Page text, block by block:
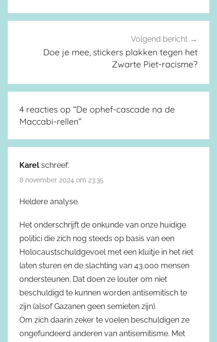
Volgend bericht
Doe je mee, stickers plakken tegen het
Zwarte Piet-racisme?
4 reacties op “De ophef-cascade na de
Maccabi-rellen”
Karel schreef:
8 november 2024 om 23:35
Heldere analyse.
Het onderschrijft de onkunde van onze huidige
politici die zich nog steeds op basis van een
Holocaustschuldgevoel met een kluitje in het riet
laten sturen en de slachting van 43.000 mensen
ondersteunen. Dat doen ze louter om niet
beschuldigd te kunnen worden antisemitisch te
zijn (alsof Gazanen geen semieten zijn).
Om zich daarin zeker te voelen beschuldigen ze
ongefundeerd anderen van antisemitisme. Met